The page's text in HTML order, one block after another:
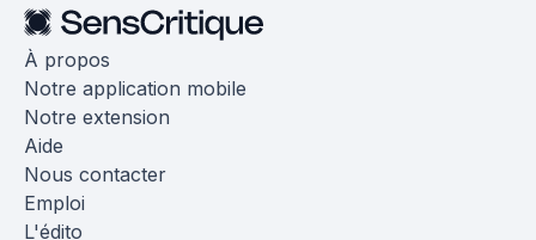
À propos
Notre application mobile
Notre extension
Aide
Nous contacter
Emploi
L'édito